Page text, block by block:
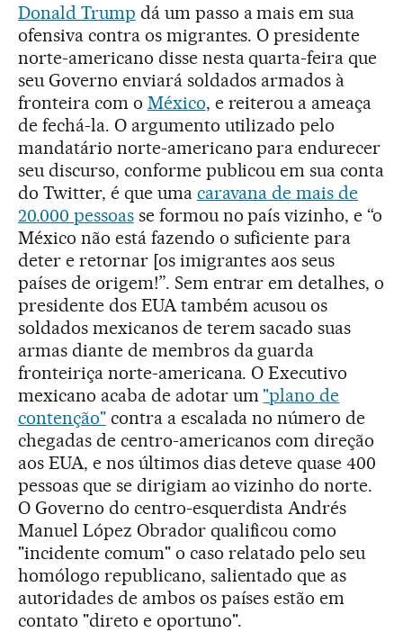
Donald Trump dá um passo a mais em sua
ofensiva contra os migrantes. O presidente
norte-americano disse nesta quarta-feira que
seu Governo enviará soldados armados à
fronteira com o México, e reiterou a ameaça
de fechá-la. O argumento utilizado pelo
mandatário norte-americano para endurecer
seu discurso, conforme publicou em sua conta
do Twitter, é que uma caravana de mais de
20.000 pessoasse formou no país vizinho, e “o
México não está fazendo o suficiente para
deter e retornar [os imigrantes aos seus
países de origem!”. Sem entrar em detalhes, o
presidente dos EUA também acusou os
soldados mexicanos de terem sacado suas
armas diante de membros da guarda
fronteiriça norte-americana. O Executivo
mexicano acaba de adotar um"plano de
contenção"contra a escalada no número de
chegadas de centro-americanos com direção
aos EUA, e nos últimos dias deteve quase 400
pessoas que se dirigiam ao vizinho do norte.
O Governo do centro-esquerdista Andrés
Manuel López Obrador qualificou como
"incidente comum" o caso relatado pelo seu
homólogo republicano, salientado que as
autoridades de ambos os países estão em
contato "direto e oportuno".